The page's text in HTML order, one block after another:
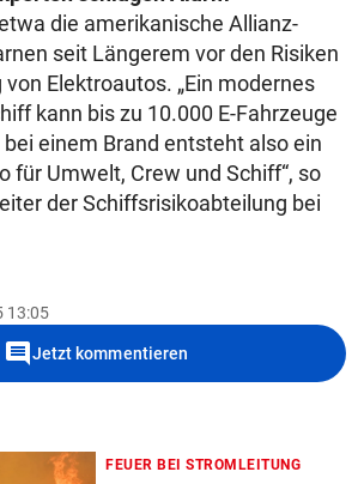
die amerikanische Allianz-
seit Längerem vor den Risiken
Elektroautos. „Ein modernes
kann bis zu 10.000 E-Fahrzeuge
einem Brand entsteht also ein
für Umwelt, Crew und Schiff“, so
der Schiffsrisikoabteilung bei
13:05
commentJetzt kommentieren
FEUER BEI STROMLEITUNG